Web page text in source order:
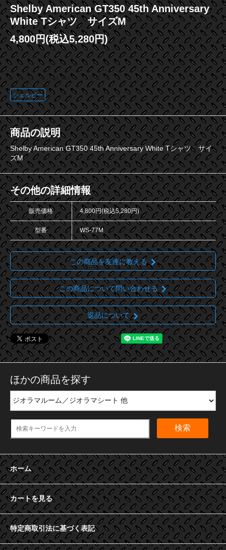
Shelby American GT350 45th Anniversary
White Tシャツ サイズM
4,800円(税込5,280円)
この商品に登録されているタグ
シェルビー
商品の説明
Shelby American GT350 45th Anniversary White Tシャツ サイ
ズM
その他の詳細情報
販売価格 4,800円(税込5,280円)
型番 WS-77M
この商品を友達に教える
この商品について問い合わせる
返品について
ほかの商品を探す
検索
ホーム
カートを見る
特定商取引法に基づく表記